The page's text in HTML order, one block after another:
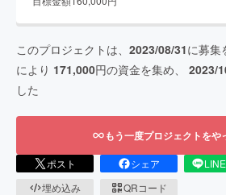
このプロジェクトは、 2023/08/31に募集
により 171,000円の資金を集め、 2023/
した
もう一度プロジェクトをや
ポスト シェア
埋め込み
QRコード